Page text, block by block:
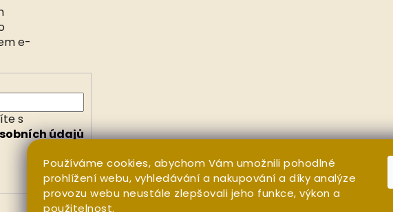
Používáme cookies, abychom Vám umožnili pohodlné
prohlížení webu, vyhledávání a nakupování a díky analýze
provozu webu neustále zlepšovali jeho funkce, výkon a
použitelnost.
e-
s
údajů